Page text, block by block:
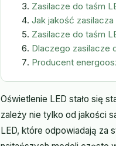
Zasilacze do taśm
Jak jakość
Zasilacze do taśm
Dlaczego zasilacze
Producent
Oświetlenie LED stało się
zależy nie tylko od jakości
LED, które odpowiadają za